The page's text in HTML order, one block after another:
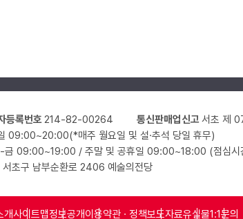
등록번호214-82-00264 통신판매업신고서초 제
09:00~20:00(*매주 월요일 및 설·추석 당일 휴무)
금 09:00~19:00 / 주말 및 공휴일 09:00~18:00 (점심시
초구 남부순환로 2406 예술의전당
개사이트맵정보공개이용약관 · 정책보도자료유실물1:1문의